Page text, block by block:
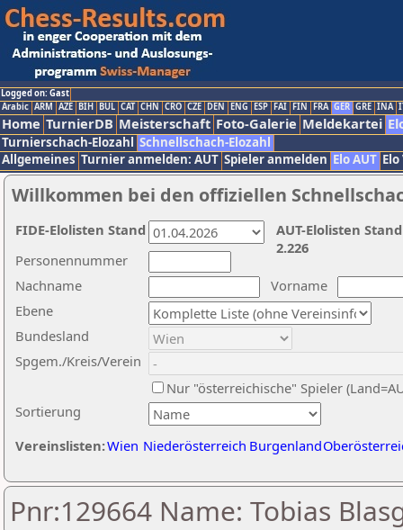
Logged on: Gast
Arabic ARM AZE BIH BUL CAT CHN CRO CZE DEN ENG ESP FAI FIN FRA GER GRE INA
Home TurnierDB Meisterschaft Foto-Galerie Meldekartei
Turnierschach-Elozahl Schnellschach-Elozahl
Allgemeines Turnier anmelden: AUT Spieler anmelden Elo AUT
Willkommen bei den offiziellen
Nachname
Vorname
Ebene
Sortierung
Personennummer
Bundesland
Spgem./Kreis/Verein
Nur "österreichische" Spieler
Vereinslisten:Wien Niederösterreich Burgenland
AUT-Elolisten
2.226
FIDE-Elolisten Stand
Pnr:129664 Name: Tobias